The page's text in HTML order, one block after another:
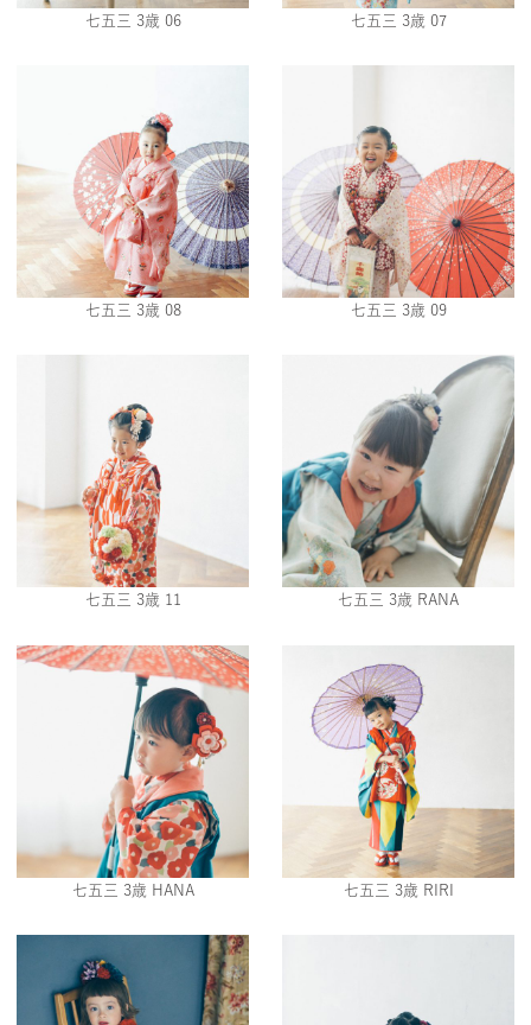
七五三 3歳 06 七五三 3歳 07
七五三 3歳 08 七五三 3歳 09
七五三 3歳 11 七五三 3歳 RANA
七五三 3歳 HANA 七五三 3歳 RIRI